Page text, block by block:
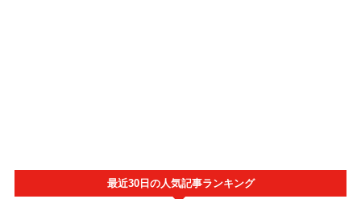
最近30日の人気記事ランキング